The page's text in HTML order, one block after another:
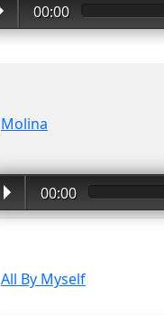
00:00
Molina
00:00
All By Myself